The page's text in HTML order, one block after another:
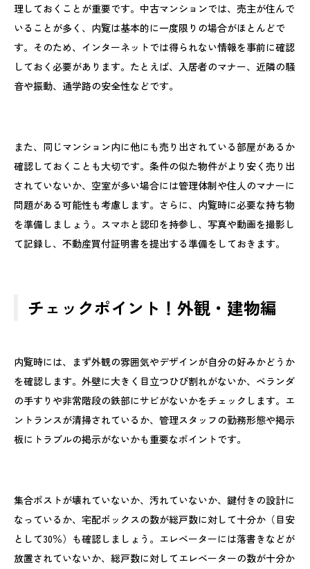
理しておくことが重要です。中古マンションでは、売主が住んで
いることが多く、内覧は基本的に一度限りの場合がほとんどで
す。そのため、インターネットでは得られない情報を事前に確認
しておく必要があります。たとえば、入居者のマナー、近隣の騒
音や振動、通学路の安全性などです。
また、同じマンション内に他にも売り出されている部屋があるか
確認しておくことも大切です。条件の似た物件がより安く売り出
されていないか、空室が多い場合には管理体制や住人のマナーに
問題がある可能性も考慮します。さらに、内覧時に必要な持ち物
を準備しましょう。スマホと認印を持参し、写真や動画を撮影し
て記録し、不動産買付証明書を提出する準備をしておきます。
チェックポイント！外観・建物編
内覧時には、まず外観の雰囲気やデザインが自分の好みかどうか
を確認します。外壁に大きく目立つひび割れがないか、ベランダ
の手すりや非常階段の鉄部にサビがないかをチェックします。エ
ントランスが清掃されているか、管理スタッフの勤務形態や掲示
板にトラブルの掲示がないかも重要なポイントです。
集合ポストが壊れていないか、汚れていないか、鍵付きの設計に
なっているか、宅配ボックスの数が総戸数に対して十分か（目安
として30％）も確認しましょう。エレベーターには落書きなどが
放置されていないか、総戸数に対してエレベーターの数が十分か